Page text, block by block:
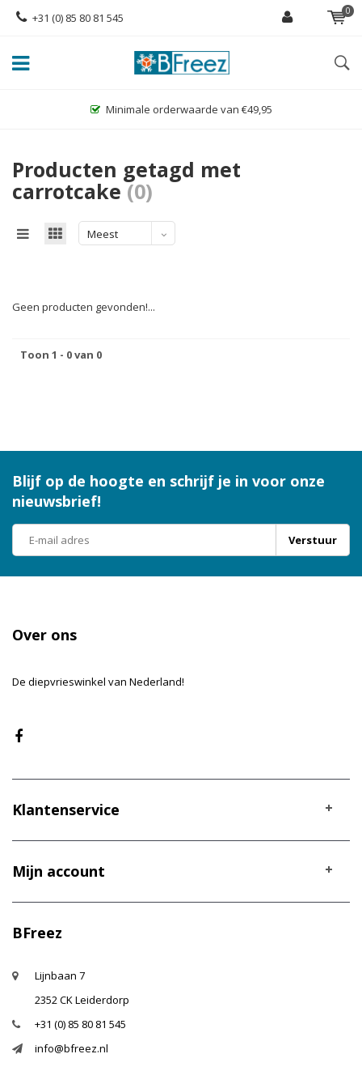
+31 (0) 85 80 81 545 0
Minimale orderwaarde van €49,95
Producten getagd met
carrotcake(0)
Meest
Geen producten gevonden!...
Toon 1 - 0 van 0
Blijf op de hoogte en schrijf je in voor onze
nieuwsbrief!
Verstuur
Over ons
De diepvrieswinkel van Nederland!
Klantenservice
Mijn account
BFreez
Lijnbaan 7
2352 CK Leiderdorp
+31 (0) 85 80 81 545
info@bfreez.nl